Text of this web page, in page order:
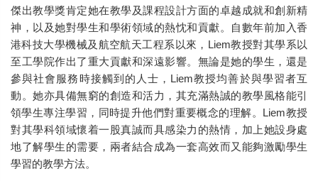
傑出教學獎肯定她在教學及課程設計方面的卓越成就和創新精
神，以及她對學生和學術領域的熱忱和貢獻。自數年前加入香
港科技大學機械及航空航天工程系以來，Liem教授對其學系以
至工學院作出了重大貢獻和深遠影響。無論是她的學生，還是
參與社會服務時接觸到的人士，Liem教授均善於與學習者互
動。她亦具備無窮的創造和活力，其充滿熱誠的教學風格能引
領學生專注學習，同時提升他們對重要概念的理解。Liem教授
對其學科領域懷着一股真誠而具感染力的熱情，加上她設身處
地了解學生的需要，兩者結合成為一套高效而又能夠激勵學生
學習的教學方法。